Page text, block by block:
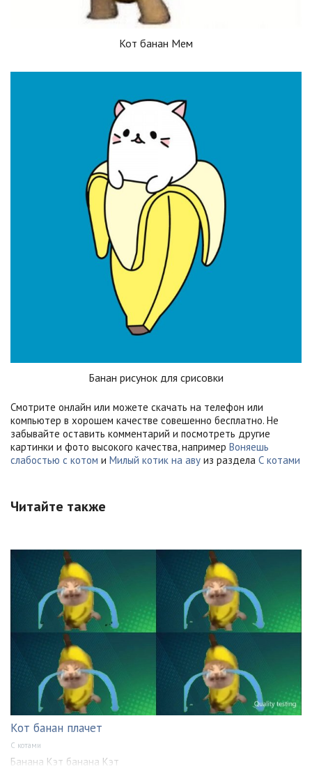
Кот банан Мем
Банан рисунок для срисовки
Смотрите онлайн или можете скачать на телефон или
компьютер в хорошем качестве совешенно бесплатно. Не
забывайте оставить комментарий и посмотреть другие
картинки и фото высокого качества, например Воняешь
слабостью с котом и Милый котик на аву из раздела С котами
Читайте также
Кот банан плачет
С котами
Банана Кэт банана Кэт